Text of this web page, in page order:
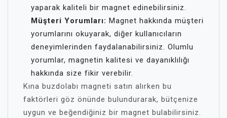
yaparak kaliteli bir magnet edinebilirsiniz.
Müşteri Yorumları: Magnet hakkında müşteri
yorumlarını okuyarak, diğer kullanıcıların
deneyimlerinden faydalanabilirsiniz. Olumlu
yorumlar, magnetin kalitesi ve dayanıklılığı
hakkında size fikir verebilir.
Kına buzdolabı magneti satın alırken bu
faktörleri göz önünde bulundurarak, bütçenize
uygun ve beğendiğiniz bir magnet bulabilirsiniz.